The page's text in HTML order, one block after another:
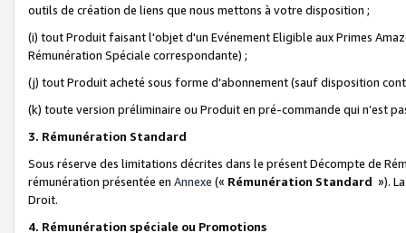
outils de création de liens que nous mettons à votre disposition ;
(i) tout Produit faisant l'objet d'un Evénement Eligible aux Primes
Rémunération Spéciale correspondante) ;
(j) tout Produit acheté sous forme d'abonnement (sauf disposition
(k) toute version préliminaire ou Produit en pré-commande qui n’est
3. Rémunération Standard
Sous réserve des limitations décrites dans le présent Décompte de
rémunération présentée en Annexe (« Rémunération Standard »).
Droit.
4. Rémunération spéciale ou Promotions